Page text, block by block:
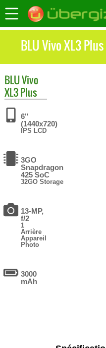
BLU Vivo XL3
BLUVivo
XL3 Plus
6"
(1440x720)
IPS LCD
3GO
Snapdragon
425 SoC
32GO Storage
13-MP,
f/2
1
Arrière
Appareil
Photo
3000
mAh